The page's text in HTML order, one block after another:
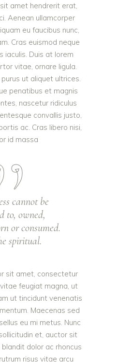
amet hendrerit erat,
Aenean ullamcorper
eu faucibus nunc,
Cras euismod neque
iaculis. Duis at lorem
vitae, ornare ligula.
ut aliquet ultrices.
penatibus et magnis
nascetur ridiculus
convallis justo,
ac. Cras libero nisi,
id massa
cannot be
to, owned,
or consumed.
spiritual.
sit amet, consectetur
feugiat magna, ut
ut tincidunt venenatis
Maecenas sed
eu mi metus. Nunc
et, auctor sit
dolor ac rhoncus
risus vitae arcu